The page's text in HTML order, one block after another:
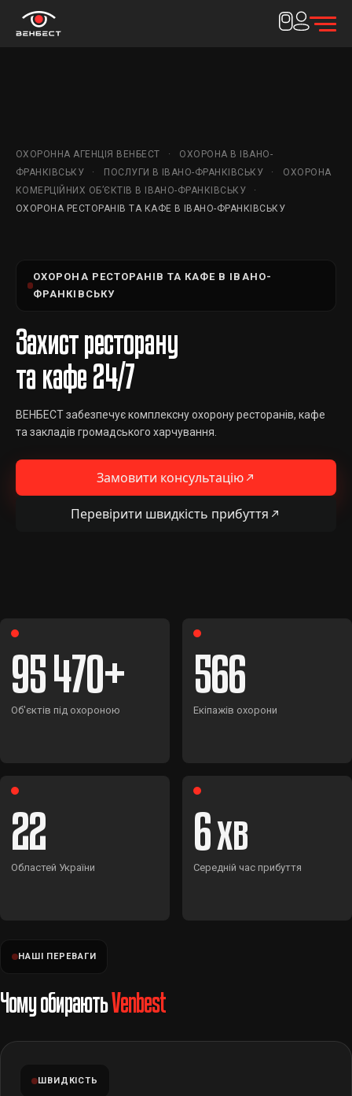
ОХОРОННА АГЕНЦІЯ ВЕНБЕСТ
ОХОРОНА В ІВАНО-
ФРАНКІВСЬКУ
ПОСЛУГИ В ІВАНО-ФРАНКІВСЬКУ
ОХОРОНА
КОМЕРЦІЙНИХ ОБ’ЄКТІВ В ІВАНО-ФРАНКІВСЬКУ
ОХОРОНА РЕСТОРАНІВ ТА КАФЕ В ІВАНО-ФРАНКІВСЬКУ
ОХОРОНА РЕСТОРАНІВ ТА КАФЕ В ІВАНО-
ФРАНКІВСЬКУ
Захист ресторану
та кафе 24/7
ВЕНБЕСТ забезпечує комплексну охорону ресторанів, кафе
та закладів громадського харчування.
Замовити консультацію
Перевірити швидкість прибуття
95 470
Об'єктів під охороною
566
Екіпажів охорони
22
Областей України
6
Середній час прибуття
НАШІ ПЕРЕВАГИ
Чому обираютьVenbest
ШВИДКІСТЬ